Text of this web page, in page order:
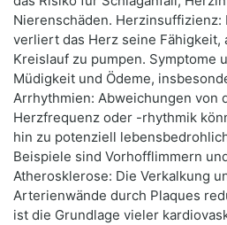
Nierenschäden.
verliert das Herz seine Fähigkeit,
Kreislauf zu pumpen. Symptome
Müdigkeit und Ödeme,
Arrhythmien: Abweichungen von
Herzfrequenz oder -rhythmik
hin zu potenziell
Beispiele sind Vorhofflimmern
Atherosklerose: Die Verkalkung
Arterienwände durch Plaques
ist die Grundlage vieler